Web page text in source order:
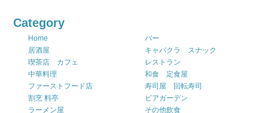
Category
Home
バー
居酒屋
キャバクラ スナック
喫茶店 カフェ
レストラン
中華料理
和食 定食屋
ファーストフード店
寿司屋 回転寿司
割烹 料亭
ビアガーデン
ラーメン屋
その他飲食